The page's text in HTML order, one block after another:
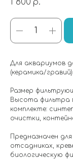
р.
Для аквариумов
(керамика/
Размер
Высота фильтра
комплекте:
очистки,
Предназначен
отсадниках,
биологическую